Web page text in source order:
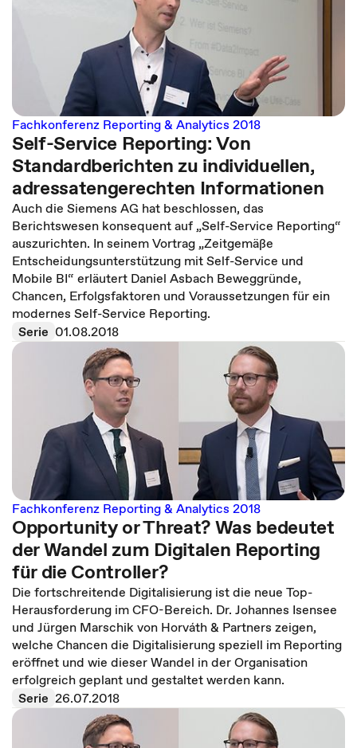
Fachkonferenz Reporting & Analytics 2018
Self-Service Reporting: Von
Standardberichten zu individuellen,
adressatengerechten Informationen
Auch die Siemens AG hat beschlossen, das
Berichtswesen konsequent auf „Self-Service Reporting“
auszurichten. In seinem Vortrag „Zeitgemäße
Entscheidungsunterstützung mit Self-Service und
Mobile BI“ erläutert Daniel Asbach Beweggründe,
Chancen, Erfolgsfaktoren und Voraussetzungen für ein
modernes Self-Service Reporting.
Serie 01.08.2018
Fachkonferenz Reporting & Analytics 2018
Opportunity or Threat? Was bedeutet
der Wandel zum Digitalen Reporting
für die Controller?
Die fortschreitende Digitalisierung ist die neue Top-
Herausforderung im CFO-Bereich. Dr. Johannes Isensee
und Jürgen Marschik von Horváth & Partners zeigen,
welche Chancen die Digitalisierung speziell im Reporting
eröffnet und wie dieser Wandel in der Organisation
erfolgreich geplant und gestaltet werden kann.
Serie 26.07.2018